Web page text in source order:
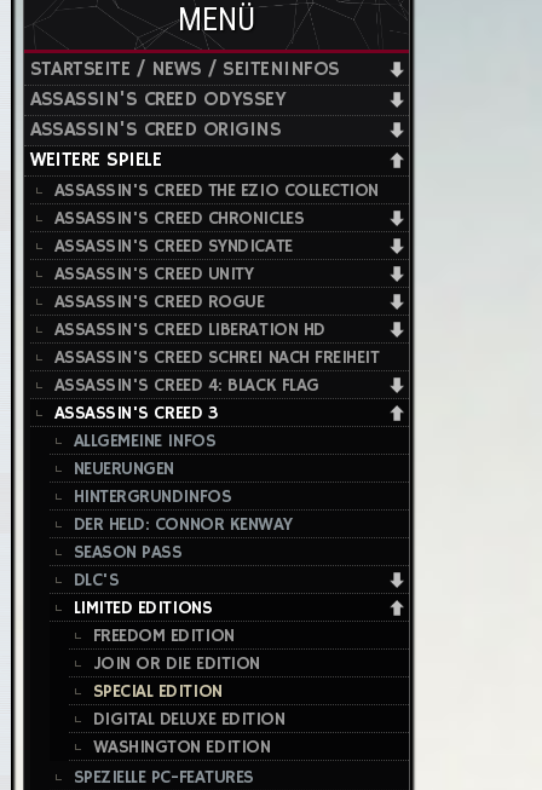
MENÜ
STARTSEITE / NEWS / SEITENINFOS
ASSASSIN'S CREED ODYSSEY
ASSASSIN'S CREED ORIGINS
WEITERE SPIELE
ASSASSIN'S CREED THE EZIO COLLECTION
ASSASSIN'S CREED CHRONICLES
ASSASSIN'S CREED SYNDICATE
ASSASSIN'S CREED UNITY
ASSASSIN'S CREED ROGUE
ASSASSIN'S CREED LIBERATION HD
ASSASSIN'S CREED SCHREI NACH FREIHEIT
ASSASSIN'S CREED 4: BLACK FLAG
ASSASSIN'S CREED 3
ALLGEMEINE INFOS
NEUERUNGEN
HINTERGRUNDINFOS
DER HELD: CONNOR KENWAY
SEASON PASS
DLC'S
LIMITED EDITIONS
FREEDOM EDITION
JOIN OR DIE EDITION
SPECIAL EDITION
DIGITAL DELUXE EDITION
WASHINGTON EDITION
SPEZIELLE PC-FEATURES